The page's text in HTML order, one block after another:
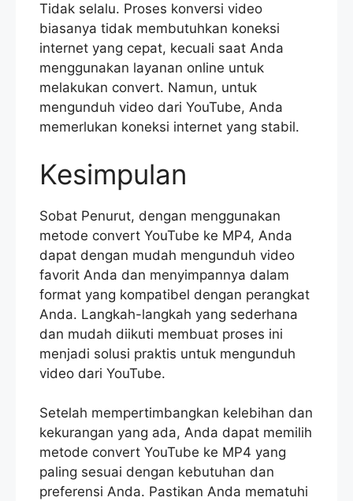
Tidak selalu. Proses konversi video
biasanya tidak membutuhkan koneksi
internet yang cepat, kecuali saat Anda
menggunakan layanan online untuk
melakukan convert. Namun, untuk
mengunduh video dari YouTube, Anda
memerlukan koneksi internet yang stabil.
Kesimpulan
Sobat Penurut, dengan menggunakan
metode convert YouTube ke MP4, Anda
dapat dengan mudah mengunduh video
favorit Anda dan menyimpannya dalam
format yang kompatibel dengan perangkat
Anda. Langkah-langkah yang sederhana
dan mudah diikuti membuat proses ini
menjadi solusi praktis untuk mengunduh
video dari YouTube.
Setelah mempertimbangkan kelebihan dan
kekurangan yang ada, Anda dapat memilih
metode convert YouTube ke MP4 yang
paling sesuai dengan kebutuhan dan
preferensi Anda. Pastikan Anda mematuhi